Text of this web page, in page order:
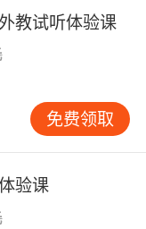
教试听体验课
免费领取
验课